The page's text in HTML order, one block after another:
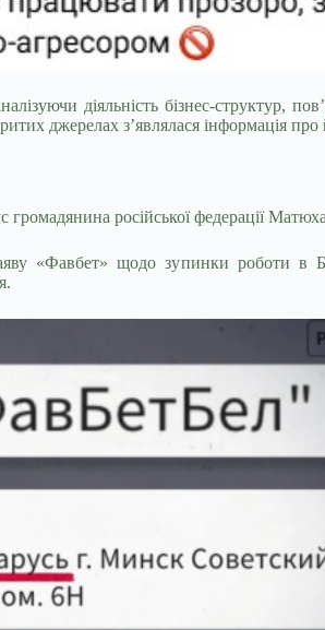
діяльність бізнес-
джерелах з’являлася інформація
громадянина російської федерації
«Фавбет» щодо зупинки роботи в